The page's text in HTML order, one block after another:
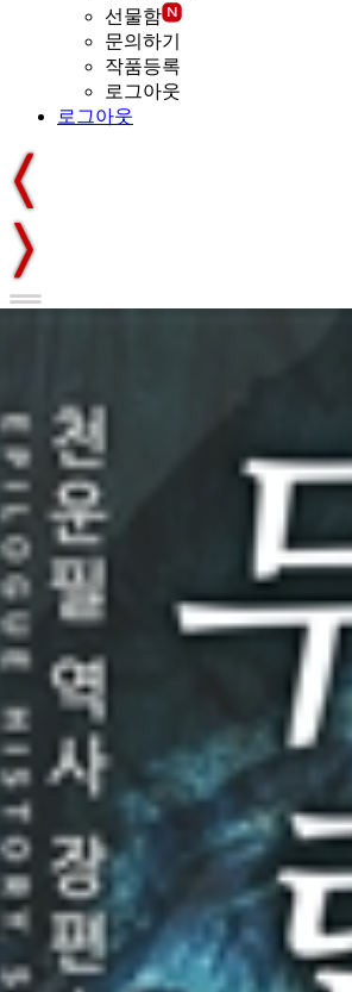
선물함
문의하기
작품등록
로그아웃
로그아웃